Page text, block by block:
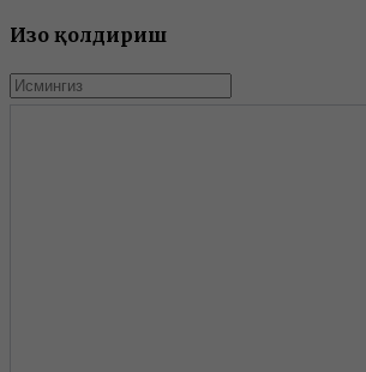
Изоҳ қолдириш